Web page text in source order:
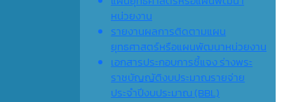
หน่วยงาน
รายงานผลการติดตามแผน
ยุทธศาสตร์หรือแผนพัฒนาหน่วยงาน
เอกสารประกอบการชี้แจง ร่างพระ
ราชบัญญัติงบประมาณรายจ่าย
ประจำปีงบประมาณ (ฺBBL)